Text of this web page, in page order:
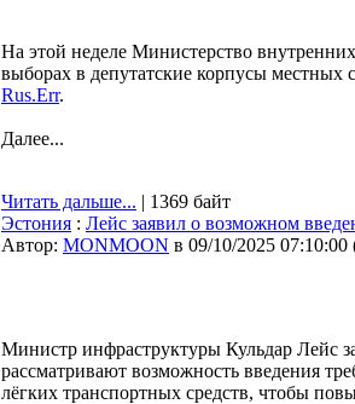
На этой неделе Министерство
выборах в депутатские корпусы местных
Rus.Err.
Далее...
Читать дальше... | 1369 байт
Эстония : Лейс заявил о возможном
Автор: MONMOON в 09/10/2025 07:10:00
Министр инфраструктуры Кульдар Лейс
рассматривают возможность введения
лёгких транспортных средств, чтобы